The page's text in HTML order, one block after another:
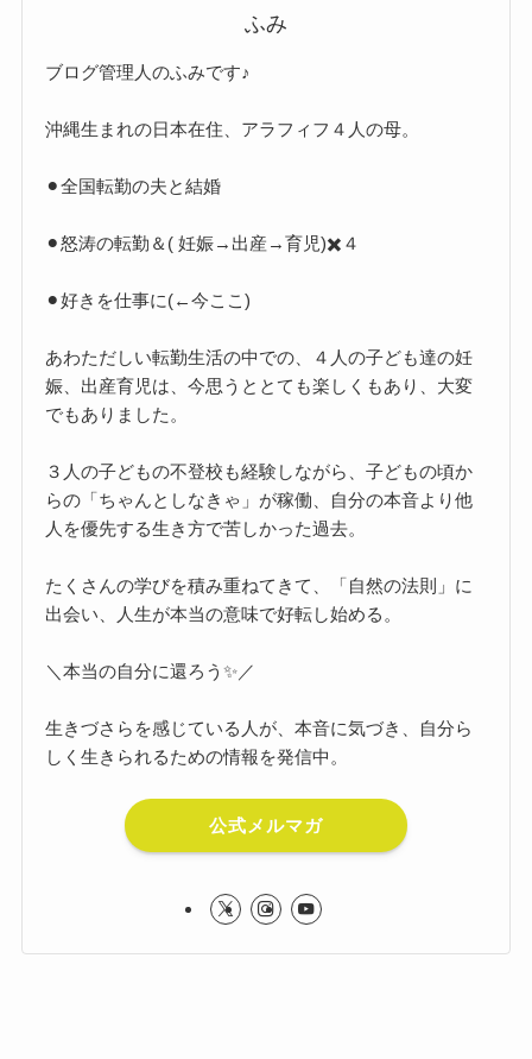
ふみ
ブログ管理人のふみです♪
沖縄生まれの日本在住、アラフィフ４人の母。
⚫︎全国転勤の夫と結婚
⚫︎怒涛の転勤＆( 妊娠→出産→育児)✖️４
⚫︎好きを仕事に(←今ここ)
あわただしい転勤生活の中での、４人の子ども達の妊
娠、出産育児は、今思うととても楽しくもあり、大変
でもありました。
３人の子どもの不登校も経験しながら、子どもの頃か
らの「ちゃんとしなきゃ」が稼働、自分の本音より他
人を優先する生き方で苦しかった過去。
たくさんの学びを積み重ねてきて、「自然の法則」に
出会い、人生が本当の意味で好転し始める。
＼本当の自分に還ろう✨／
生きづさらを感じている人が、本音に気づき、自分ら
しく生きられるための情報を発信中。
公式メルマガ